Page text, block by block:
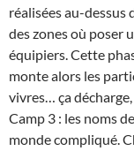
réalisées au-dessus
des zones où poser
équipiers. Cette
monte alors les
vivres… ça
Camp 3 : les noms
monde compliqué.